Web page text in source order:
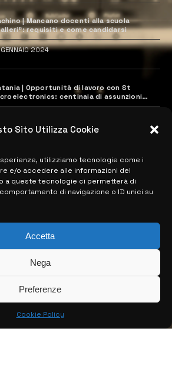
Sito Utilizza Cookie
utilizziamo tecnologie come i
e/o accedere alle informazioni del
a queste tecnologie ci permetterà di
di navigazione o ID unici su
Accetta
Nega
Preferenze
Cookie Policy
| Mancano docenti alla scuola
requisiti e come candidarsi
GENNAIO 2024
| Opportunità di lavoro con St
centinaia di assunzioni